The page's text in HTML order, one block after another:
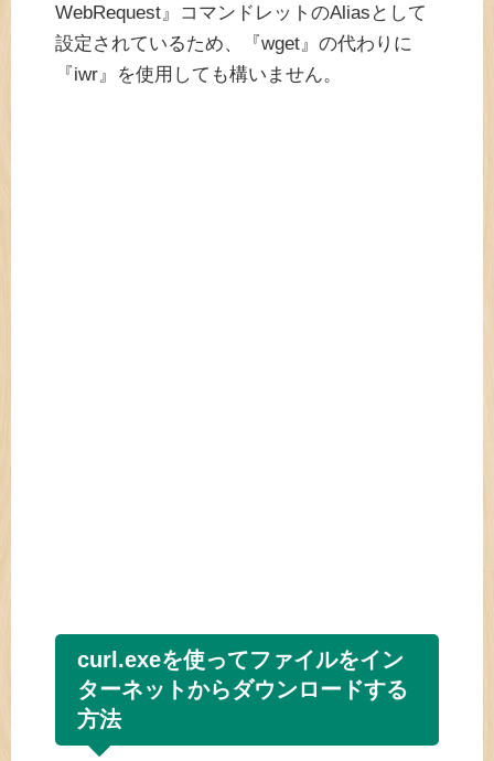
WebRequest』コマンドレットのAliasとして
設定されているため、『wget』の代わりに
『iwr』を使用しても構いません。
curl.exeを使ってファイルをイン
ターネットからダウンロードする
方法